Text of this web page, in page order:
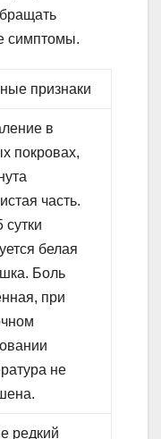
симптомы.
признаки
в
покровах,
часть.
сутки
белая
Боль
при
не
редкий